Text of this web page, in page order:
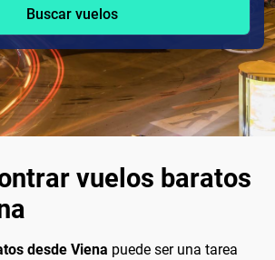
Buscar vuelos
vuelos baratos
desde Viena puede ser una tarea